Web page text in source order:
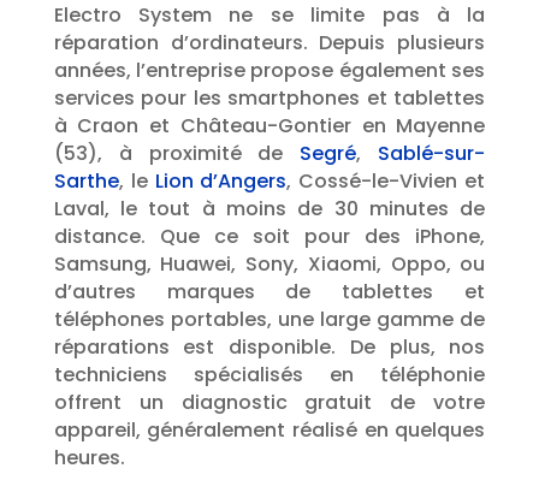
Electro System ne se limite pas à la
réparation d’ordinateurs. Depuis plusieurs
années, l’entreprise propose également ses
services pour les smartphones et tablettes
à Craon et Château-Gontier en Mayenne
(53), à proximité de Segré, Sablé-sur-
Sarthe, le Lion d’Angers, Cossé-le-Vivien et
Laval, le tout à moins de 30 minutes de
distance. Que ce soit pour des iPhone,
Samsung, Huawei, Sony, Xiaomi, Oppo, ou
d’autres marques de tablettes et
téléphones portables, une large gamme de
réparations est disponible. De plus, nos
techniciens spécialisés en téléphonie
offrent un diagnostic gratuit de votre
appareil, généralement réalisé en quelques
heures.